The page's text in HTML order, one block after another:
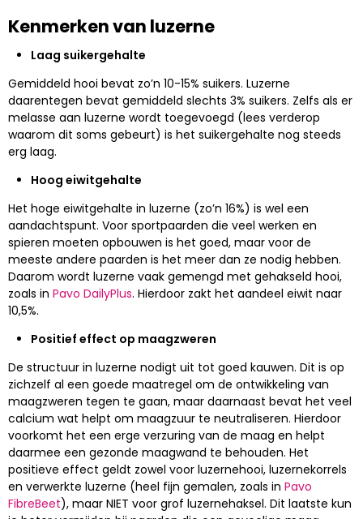
Kenmerken van luzerne
Laag suikergehalte
Gemiddeld hooi bevat zo’n 10-15% suikers. Luzerne
daarentegen bevat gemiddeld slechts 3% suikers. Zelfs als er
melasse aan luzerne wordt toegevoegd (lees verderop
waarom dit soms gebeurt) is het suikergehalte nog steeds
erg laag.
Hoog eiwitgehalte
Het hoge eiwitgehalte in luzerne (zo’n 16%) is wel een
aandachtspunt. Voor sportpaarden die veel werken en
spieren moeten opbouwen is het goed, maar voor de
meeste andere paarden is het meer dan ze nodig hebben.
Daarom wordt luzerne vaak gemengd met gehakseld hooi,
zoals in Pavo DailyPlus. Hierdoor zakt het aandeel eiwit naar
10,5%.
Positief effect op maagzweren
De structuur in luzerne nodigt uit tot goed kauwen. Dit is op
zichzelf al een goede maatregel om de ontwikkeling van
maagzweren tegen te gaan, maar daarnaast bevat het veel
calcium wat helpt om maagzuur te neutraliseren. Hierdoor
voorkomt het een erge verzuring van de maag en helpt
daarmee een gezonde maagwand te behouden. Het
positieve effect geldt zowel voor luzernehooi, luzernekorrels
en verwerkte luzerne (heel fijn gemalen, zoals in Pavo
FibreBeet), maar NIET voor grof luzernehaksel. Dit laatste kun